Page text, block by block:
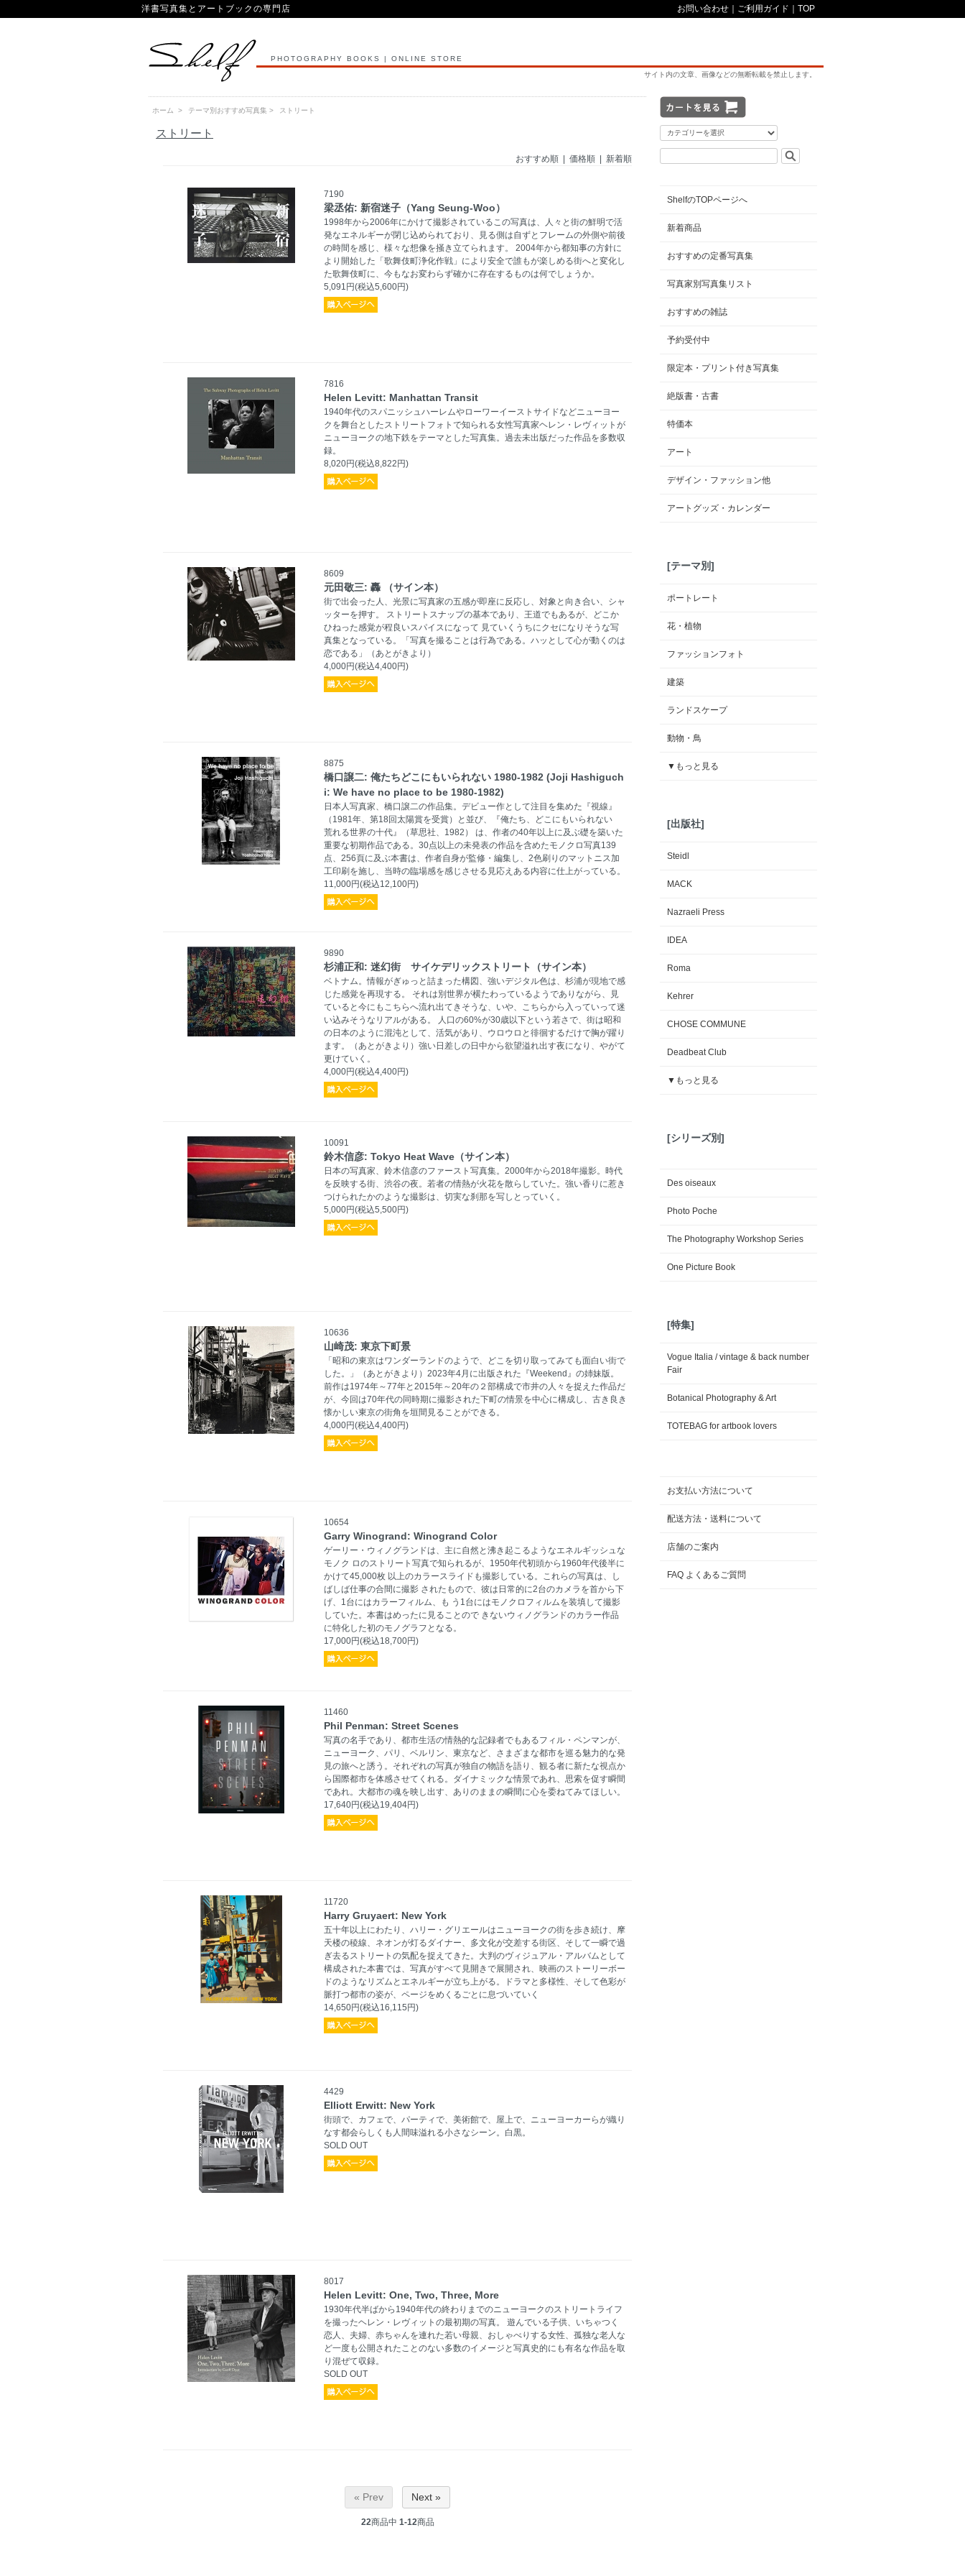
洋書写真集とアートブックの専門店 お問い合わせ ご利用ガイド TOP
PHOTOGRAPHY BOOKS | ONLINE STORE
サイト内の文章、画像などの無断転載を禁止します。
ホーム > テーマ別おすすめ写真集 > ストリート
ストリート
おすすめ順 | 価格順 | 新着順
7190
梁丞佑: 新宿迷子（Yang Seung-Woo）
1998年から2006年にかけて撮影されているこの写真は、人々と街の鮮明で活
発なエネルギーが閉じ込められており、見る側は自ずとフレームの外側や前後
の時間を感じ、様々な想像を掻き立てられます。 2004年から都知事の方針に
より開始した「歌舞伎町浄化作戦」により安全で誰もが楽しめる街へと変化し
た歌舞伎町に、今もなお変わらず確かに存在するものは何でしょうか。
5,091円(税込5,600円)
7816
Helen Levitt: Manhattan Transit
1940年代のスパニッシュハーレムやローワーイーストサイドなどニューヨー
クを舞台としたストリートフォトで知られる女性写真家ヘレン・レヴィットが
ニューヨークの地下鉄をテーマとした写真集。過去未出版だった作品を多数収
録。
8,020円(税込8,822円)
8609
元田敬三: 轟 （サイン本）
街で出会った人、光景に写真家の五感が即座に反応し、対象と向き合い、シャ
ッターを押す。 ストリートスナップの基本であり、王道でもあるが、どこか
ひねった感覚が程良いスパイスになって 見ていくうちにクセになりそうな写
真集となっている。「写真を撮ることは行為である。ハッとして心が動くのは
恋である」（あとがきより）
4,000円(税込4,400円)
8875
橋口譲二: 俺たちどこにもいられない 1980-1982 (Joji Hashiguch
i: We have no place to be 1980-1982)
日本人写真家、橋口譲二の作品集。デビュー作として注目を集めた『視線』
（1981年、第18回太陽賞を受賞）と並び、『俺たち、どこにもいられない
荒れる世界の十代』（草思社、1982） は、作者の40年以上に及ぶ礎を築いた
重要な初期作品である。30点以上の未発表の作品を含めたモノクロ写真139
点、256頁に及ぶ本書は、作者自身が監修・編集し、2色刷りのマットニス加
工印刷を施し、当時の臨場感を感じさせる見応えある内容に仕上がっている。
11,000円(税込12,100円)
9890
杉浦正和: 迷幻街 サイケデリックストリート（サイン本）
ベトナム。情報がぎゅっと詰まった構図、強いデジタル色は、杉浦が現地で感
じた感覚を再現する。 それは別世界が横たわっているようでありながら、見
ていると今にもこちらへ流れ出てきそうな、いや、こちらから入っていって迷
い込みそうなリアルがある。 人口の60%が30歳以下という若さで、街は昭和
の日本のように混沌として、活気があり、ウロウロと徘徊するだけで胸が躍り
ます。（あとがきより）強い日差しの日中から欲望溢れ出す夜になり、やがて
更けていく。
4,000円(税込4,400円)
10091
鈴木信彦: Tokyo Heat Wave（サイン本）
日本の写真家、鈴木信彦のファースト写真集。2000年から2018年撮影。時代
を反映する街、渋谷の夜。若者の情熱が火花を散らしていた。強い香りに惹き
つけられたかのような撮影は、切実な刹那を写しとっていく。
5,000円(税込5,500円)
10636
山崎茂: 東京下町景
「昭和の東京はワンダーランドのようで、どこを切り取ってみても面白い街で
した。」（あとがきより）2023年4月に出版された『Weekend』の姉妹版。
前作は1974年～77年と2015年～20年の２部構成で市井の人々を捉えた作品だ
が、今回は70年代の同時期に撮影された下町の情景を中心に構成し、古き良き
懐かしい東京の街角を垣間見ることができる。
4,000円(税込4,400円)
10654
Garry Winogrand: Winogrand Color
ゲーリー・ウィノグランドは、主に自然と沸き起こるようなエネルギッシュな
モノク ロのストリート写真で知られるが、1950年代初頭から1960年代後半に
かけて45,000枚 以上のカラースライドも撮影している。これらの写真は、し
ばしば仕事の合間に撮影 されたもので、彼は日常的に2台のカメラを首から下
げ、1台にはカラーフィルム、も う1台にはモノクロフィルムを装填して撮影
していた。本書はめったに見ることので きないウィノグランドのカラー作品
に特化した初のモノグラフとなる。
17,000円(税込18,700円)
11460
Phil Penman: Street Scenes
写真の名手であり、都市生活の情熱的な記録者でもあるフィル・ペンマンが、
ニューヨーク、パリ、ベルリン、東京など、さまざまな都市を巡る魅力的な発
見の旅へと誘う。それぞれの写真が独自の物語を語り、観る者に新たな視点か
ら国際都市を体感させてくれる。ダイナミックな情景であれ、思索を促す瞬間
であれ。大都市の魂を映し出す、ありのままの瞬間に心を委ねてみてほしい。
17,640円(税込19,404円)
11720
Harry Gruyaert: New York
五十年以上にわたり、ハリー・グリエールはニューヨークの街を歩き続け、摩
天楼の稜線、ネオンが灯るダイナー、多文化が交差する街区、そして一瞬で過
ぎ去るストリートの気配を捉えてきた。大判のヴィジュアル・アルバムとして
構成された本書では、写真がすべて見開きで展開され、映画のストーリーボー
ドのようなリズムとエネルギーが立ち上がる。ドラマと多様性、そして色彩が
脈打つ都市の姿が、ページをめくるごとに息づいていく
14,650円(税込16,115円)
4429
Elliott Erwitt: New York
街頭で、カフェで、パーティで、美術館で、屋上で、ニューヨーカーらが織り
なす都会らしくも人間味溢れる小さなシーン。白黒。
SOLD OUT
8017
Helen Levitt: One, Two, Three, More
1930年代半ばから1940年代の終わりまでのニューヨークのストリートライフ
を撮ったヘレン・レヴィットの最初期の写真。 遊んでいる子供、いちゃつく
恋人、夫婦、赤ちゃんを連れた若い母親、おしゃべりする女性、孤独な老人な
ど一度も公開されたことのない多数のイメージと写真史的にも有名な作品を取
り混ぜて収録。
SOLD OUT
« Prev Next »
22商品中 1-12商品
ShelfのTOPページへ
新着商品
おすすめの定番写真集
写真家別写真集リスト
おすすめの雑誌
予約受付中
限定本・プリント付き写真集
絶版書・古書
特価本
アート
デザイン・ファッション他
アートグッズ・カレンダー
[テーマ別]
ポートレート
花・植物
ファッションフォト
建築
ランドスケープ
動物・鳥
▼もっと見る
[出版社]
Steidl
MACK
Nazraeli Press
IDEA
Roma
Kehrer
CHOSE COMMUNE
Deadbeat Club
▼もっと見る
[シリーズ別]
Des oiseaux
Photo Poche
The Photography Workshop Series
One Picture Book
[特集]
Vogue Italia / vintage & back number
Fair
Botanical Photography & Art
TOTEBAG for artbook lovers
お支払い方法について
配送方法・送料について
店舗のご案内
FAQ よくあるご質問